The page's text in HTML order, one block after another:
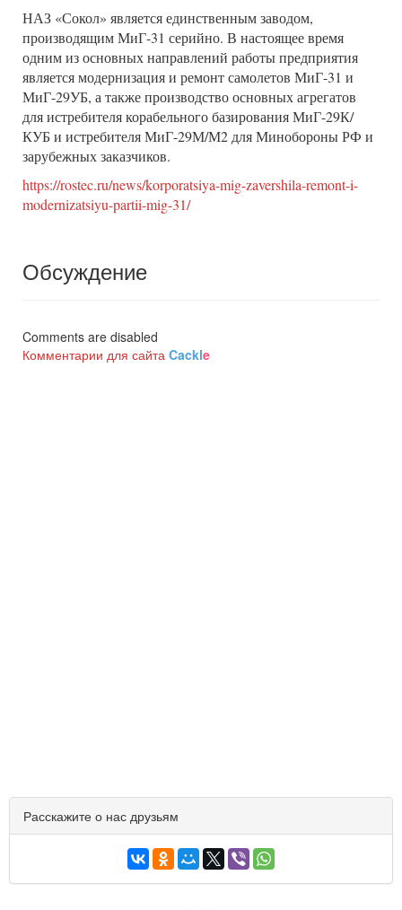
НАЗ «Сокол» является единственным заводом,
производящим МиГ-31 серийно. В настоящее время
одним из основных направлений работы предприятия
является модернизация и ремонт самолетов МиГ-31 и
МиГ-29УБ, а также производство основных агрегатов
для истребителя корабельного базирования МиГ-29К/
КУБ и истребителя МиГ-29М/М2 для Минобороны РФ и
зарубежных заказчиков.
https://rostec.ru/news/korporatsiya-mig-zavershila-remont-i-
modernizatsiyu-partii-mig-31/
Обсуждение
Comments are disabled
Комментарии для сайта Cackle
Расскажите о нас друзьям